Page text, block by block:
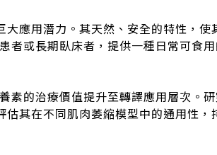
應用潛力。其天然、安全的特性，使
者或長期臥床者，提供一種日常可食
素的治療價值提升至轉譯應用層次。
其在不同肌肉萎縮模型中的通用性，